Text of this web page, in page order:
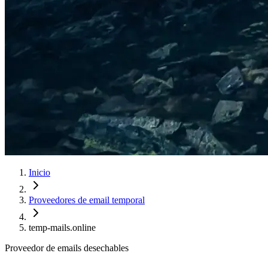
Inicio
Proveedores de email temporal
temp-mails.online
Proveedor de emails desechables